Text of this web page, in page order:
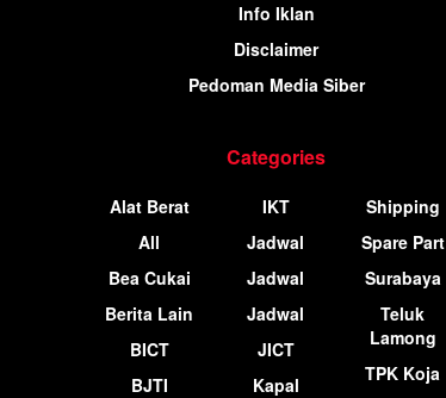
Info Iklan
Disclaimer
Pedoman Media Siber
Categories
Alat Berat
All
Bea Cukai
Berita Lain
BICT
BJTI
IKT
Jadwal
Jadwal
Jadwal
JICT
Kapal
Shipping
Spare Part
Surabaya
Teluk
Lamong
TPK Koja